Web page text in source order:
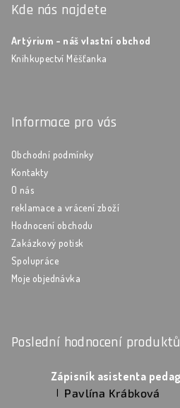
Kde nás najdete
Artýrium - náš vlastní obchod
Knihkupectví Měšťanka
Informace pro vás
Obchodní podmínky
Kontakty
O nás
reklamace a vrácení zboží
Hodnocení obchodu
Zakázkový potisk
Spolupráce
Moje objednávka
Poslední hodnocení produktů
Zápisník asistenta
Hodnocení produktu je 5 z 5
| Pavlína Krábková